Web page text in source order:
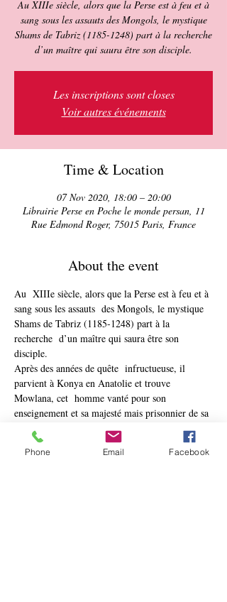
Au XIIIe siècle, alors que la Perse est à feu et à
sang sous les assauts des Mongols, le mystique
Shams de Tabriz (1185-1248) part à la recherche
d’un maître qui saura être son disciple.
Les inscriptions sont closes
Voir autres événements
Time & Location
07 Nov 2020, 18:00 – 20:00
Librairie Perse en Poche le monde persan, 11
Rue Edmond Roger, 75015 Paris, France
About the event
Au  XIIIe siècle, alors que la Perse est à feu et à
sang sous les assauts  des Mongols, le mystique
Shams de Tabriz (1185-1248) part à la
recherche  d’un maître qui saura être son
disciple.
Après des années de quête  infructueuse, il
parvient à Konya en Anatolie et trouve
Mowlana, cet  homme vanté pour son
enseignement et sa majesté mais prisonnier de sa
renommée. Shams sera son libérateur. Par leur
rencontre puis leur  séparation, Mowlana
deviendra l’un des poètes les plus vertigineux de
Phone Email Facebook